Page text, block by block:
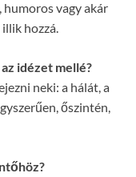
vagy akár
hozzá.
idézet mellé?
neki: a hálát, a
őszintén,